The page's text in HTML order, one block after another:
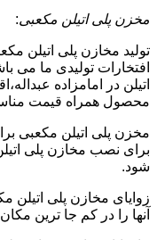
مخزن پلی اتیلن مکعبی:
افتخارات تولیدی ما می
اتیلن در امامزاده
محصول همراه قیمت
مخزن پلی اتیلن مکعبی
برای نصب مخازن پلی
شود.
زوایای مخازن پلی اتیلن
آنها را در کم جا ترین